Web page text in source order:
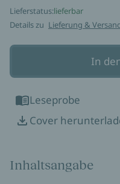
Lieferstatus:lieferbar
Details zu Lieferung &
In
Leseprobe
Cover
Inhaltsangabe